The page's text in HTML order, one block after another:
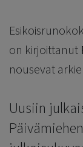
on kirjoittanut
nousevat
Uusiin